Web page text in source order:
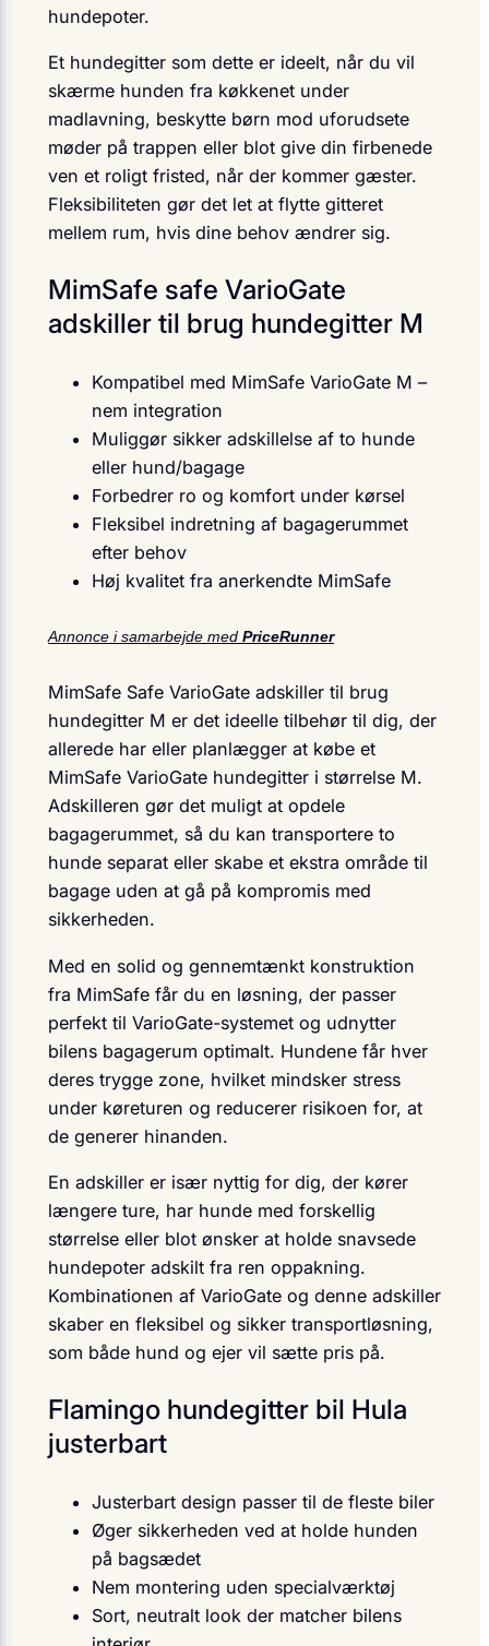
hundepoter.
Et hundegitter som dette er ideelt, når du vil
skærme hunden fra køkkenet under
madlavning, beskytte børn mod uforudsete
møder på trappen eller blot give din firbenede
ven et roligt fristed, når der kommer gæster.
Fleksibiliteten gør det let at flytte gitteret
mellem rum, hvis dine behov ændrer sig.
MimSafe safe VarioGate
adskiller til brug hundegitter M
Kompatibel med MimSafe VarioGate M –
nem integration
Muliggør sikker adskillelse af to hunde
eller hund/bagage
Forbedrer ro og komfort under kørsel
Fleksibel indretning af bagagerummet
efter behov
Høj kvalitet fra anerkendte MimSafe
Annonce i samarbejde med PriceRunner
MimSafe Safe VarioGate adskiller til brug
hundegitter M er det ideelle tilbehør til dig, der
allerede har eller planlægger at købe et
MimSafe VarioGate hundegitter i størrelse M.
Adskilleren gør det muligt at opdele
bagagerummet, så du kan transportere to
hunde separat eller skabe et ekstra område til
bagage uden at gå på kompromis med
sikkerheden.
Med en solid og gennemtænkt konstruktion
fra MimSafe får du en løsning, der passer
perfekt til VarioGate-systemet og udnytter
bilens bagagerum optimalt. Hundene får hver
deres trygge zone, hvilket mindsker stress
under køreturen og reducerer risikoen for, at
de generer hinanden.
En adskiller er især nyttig for dig, der kører
længere ture, har hunde med forskellig
størrelse eller blot ønsker at holde snavsede
hundepoter adskilt fra ren oppakning.
Kombinationen af VarioGate og denne adskiller
skaber en fleksibel og sikker transportløsning,
som både hund og ejer vil sætte pris på.
Flamingo hundegitter bil Hula
justerbart
Justerbart design passer til de fleste biler
Øger sikkerheden ved at holde hunden
på bagsædet
Nem montering uden specialværktøj
Sort, neutralt look der matcher bilens